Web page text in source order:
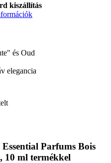
kiszállítás
és Oud
elegancia
Parfums Bois
10 ml termékkel